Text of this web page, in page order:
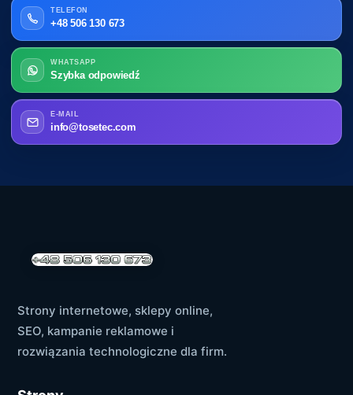
TELEFON
+48 506 130 673
WHATSAPP
Szybka odpowiedź
E-MAIL
info@tosetec.com
Strony internetowe, sklepy online,
SEO, kampanie reklamowe i
rozwiązania technologiczne dla firm.